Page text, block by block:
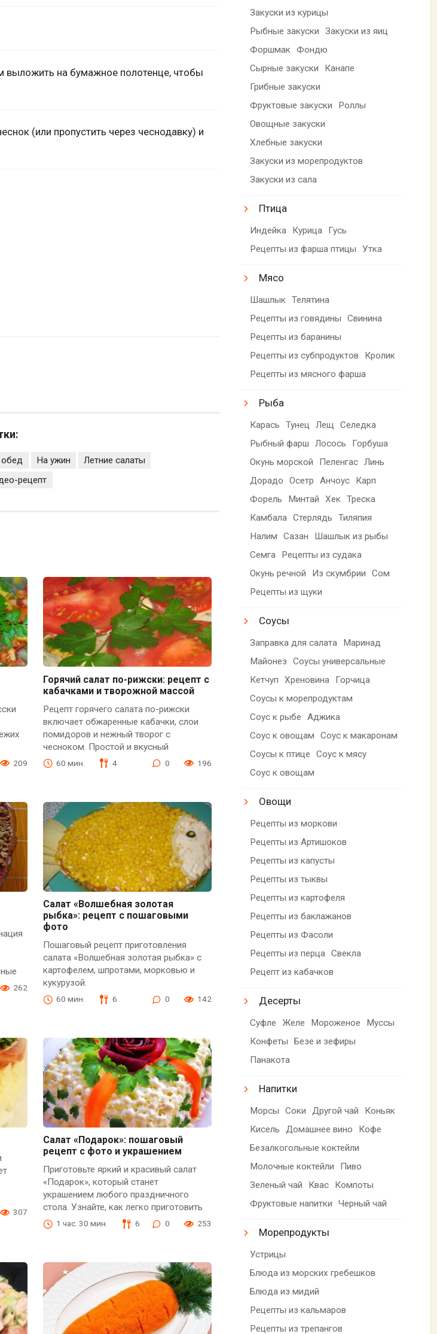
выложить на бумажное полотенце, чтобы
(или пропустить через чеснодавку) и
На ужин
Летние салаты
рецепт
209
Горячий салат по-рижски: рецепт с
кабачками и творожной массой
Рецепт горячего салата по-рижски
включает обжаренные кабачки, слои
помидоров и нежный творог с
чесноком. Простой и вкусный
60 мин. 4 0 196
262
Салат «Волшебная золотая
рыбка»: рецепт с пошаговыми
фото
Пошаговый рецепт приготовления
салата «Волшебная золотая рыбка» с
картофелем, шпротами, морковью и
кукурузой.
60 мин. 6 0 142
307
Салат «Подарок»: пошаговый
рецепт с фото и украшением
Приготовьте яркий и красивый салат
«Подарок», который станет
украшением любого праздничного
стола. Узнайте, как легко приготовить
1 час. 30 мин. 6 0 253
Закуски из курицы
Рыбные закуски
Закуски из яиц
Форшмак Фондю
Сырные закуски
Канапе
Грибные закуски
Фруктовые закуски
Роллы
Овощные закуски
Хлебные закуски
Закуски из морепродуктов
Закуски из сала
Птица
Индейка Курица
Гусь
Рецепты из фарша птицы
Утка
Мясо
Шашлык Телятина
Рецепты из говядины
Свинина
Рецепты из баранины
Рецепты из субпродуктов
Кролик
Рецепты из мясного фарша
Рыба
Карась Тунец Лещ
Селедка
Рыбный фарш
Лосось
Горбуша
Окунь морской
Пеленгас Линь
Дорадо
Осетр Анчоус
Карп
Форель
Минтай Хек Треска
Камбала Стерлядь
Тиляпия
Налим
Сазан
Шашлык из рыбы
Семга
Рецепты из судака
Окунь речной
Из скумбрии
Сом
Рецепты из щуки
Соусы
Заправка для салата
Маринад
Майонез
Соусы универсальные
Кетчуп
Хреновина
Горчица
Соусы к морепродуктам
Соус к рыбе
Аджика
Соус к овощам
Соус к макаронам
Соусы к птице
Соус к мясу
Соус к овощам
Овощи
Рецепты из моркови
Рецепты из Артишоков
Рецепты из капусты
Рецепты из тыквы
Рецепты из картофеля
Рецепты из баклажанов
Рецепты из Фасоли
Рецепты из перца Свекла
Рецепт из кабачков
Десерты
Суфле Желе Мороженое
Муссы
Конфеты
Безе и зефиры
Панакота
Напитки
Морсы Соки Другой чай
Коньяк
Кисель
Домашнее вино
Кофе
Безалкогольные коктейли
Молочные коктейли
Пиво
Зеленый чай
Квас
Компоты
Фруктовые напитки
Черный чай
Морепродукты
Устрицы
Блюда из морских гребешков
Блюда из мидий
Рецепты из кальмаров
Рецепты из трепангов